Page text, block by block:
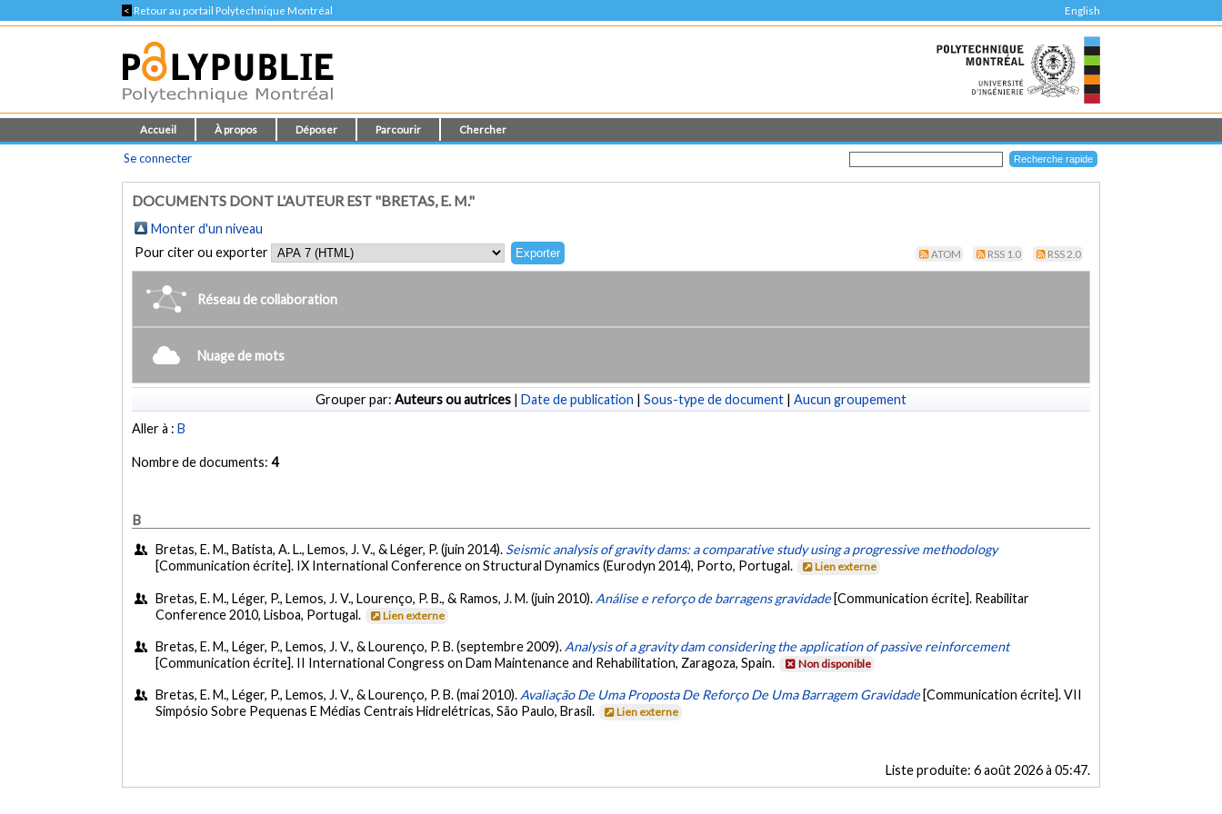
< Retour au portail Polytechnique Montréal English
Accueil À propos Déposer Parcourir Chercher
Se connecter
DOCUMENTS DONT L'AUTEUR EST "BRETAS, E. M."
Monter d'un niveau
Pour citer ou exporter
ATOM RSS 1.0 RSS 2.0
Réseau de collaboration
Nuage de mots
Grouper par: Auteurs ou autrices | Date de publication | Sous-type de document | Aucun groupement
Aller à :B
Nombre de documents:4
B
Bretas, E. M., Batista, A. L., Lemos, J. V., & Léger, P. (juin 2014). Seismic analysis of gravity dams: a comparative study using a progressive methodology
[Communication écrite]. IX International Conference on Structural Dynamics (Eurodyn 2014), Porto, Portugal.
Lien externe
Bretas, E. M., Léger, P., Lemos, J. V., Lourenço, P. B., & Ramos, J. M. (juin 2010). Análise e reforço de barragens gravidade [Communication écrite]. Reabilitar
Conference 2010, Lisboa, Portugal.
Lien externe
Bretas, E. M., Léger, P., Lemos, J. V., & Lourenço, P. B. (septembre 2009). Analysis of a gravity dam considering the application of passive reinforcement
[Communication écrite]. II International Congress on Dam Maintenance and Rehabilitation, Zaragoza, Spain.
Non disponible
Bretas, E. M., Léger, P., Lemos, J. V., & Lourenço, P. B. (mai 2010). Avaliação De Uma Proposta De Reforço De Uma Barragem Gravidade [Communication écrite]. VII
Simpósio Sobre Pequenas E Médias Centrais Hidrelétricas, São Paulo, Brasil.
Lien externe
Liste produite: 6 août 2026 à 05:47.